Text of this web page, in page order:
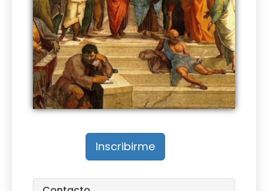
Inscribirme